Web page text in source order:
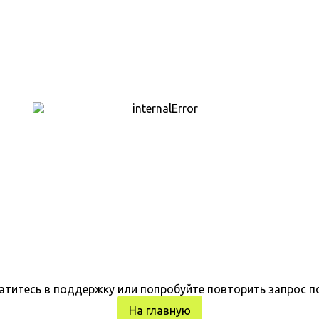
в поддержку или попробуйте повторить запрос
На главную